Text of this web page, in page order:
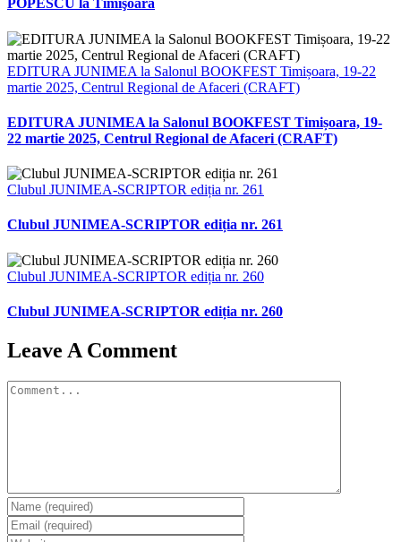
POPESCU la Timişoara
EDITURA JUNIMEA la Salonul BOOKFEST Timișoara, 19-22
martie 2025, Centrul Regional de Afaceri (CRAFT)
EDITURA JUNIMEA la Salonul BOOKFEST Timișoara, 19-
22 martie 2025, Centrul Regional de Afaceri (CRAFT)
Clubul JUNIMEA-SCRIPTOR ediția nr. 261
Clubul JUNIMEA-SCRIPTOR ediția nr. 261
Clubul JUNIMEA-SCRIPTOR ediția nr. 260
Clubul JUNIMEA-SCRIPTOR ediția nr. 260
Leave A Comment
Comment